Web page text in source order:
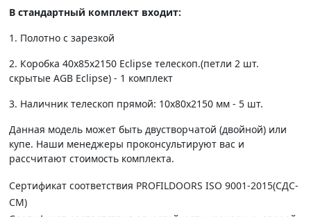
В стандартный комплект входит:
1. Полотно c зарезкой
2. Коробка 40х85х2150 Eclipse телескоп.(петли 2 шт.
скрытые AGB Eclipse) - 1 комплект
3. Наличник телескоп прямой: 10х80х2150 мм - 5 шт.
Данная модель может быть двустворчатой (двойной) или
купе. Наши менеджеры проконсультируют вас и
рассчитают стоимость комплекта.
Сертификат соответствия PROFILDOORS ISO 9001-2015(СДС-
СМ)